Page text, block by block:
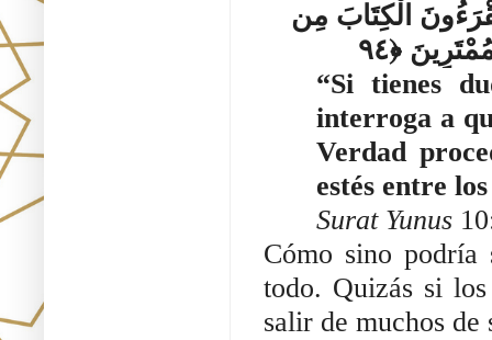
“Si tienes
interroga a
Verdad
estés entre
Surat Yunus
Cómo sino
todo. Quizás si
salir de muchos de